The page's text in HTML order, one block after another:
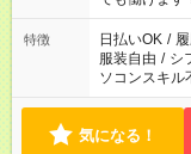
短時間・短期
特徴 日払いOK /
服装自由 / シ
ソコンスキル
気になる！